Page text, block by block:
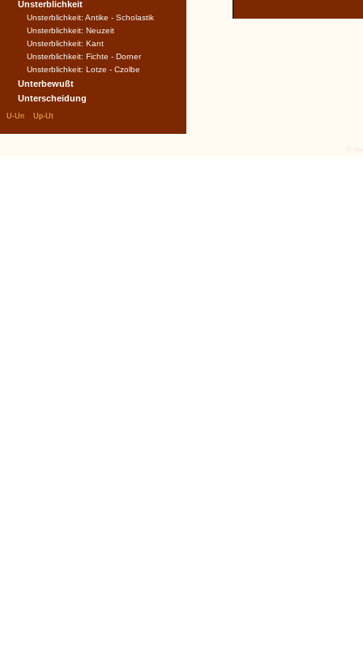
Unsterblichkeit
Unsterblichkeit: Antike - Scholastik
Unsterblichkeit: Neuzeit
Unsterblichkeit: Kant
Unsterblichkeit: Fichte - Dorner
Unsterblichkeit: Lotze - Czolbe
Unterbewußt
Unterscheidung
U-Un Up-Ut